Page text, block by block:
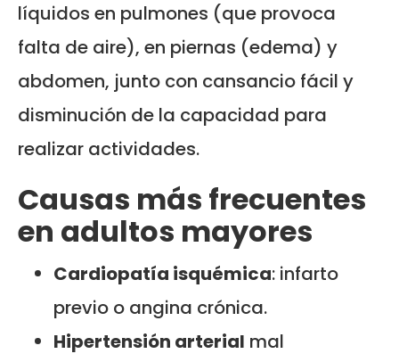
líquidos en pulmones (que provoca
falta de aire), en piernas (edema) y
abdomen, junto con cansancio fácil y
disminución de la capacidad para
realizar actividades.
Causas más frecuentes
en adultos mayores
Cardiopatía isquémica: infarto
previo o angina crónica.
Hipertensión arterial mal